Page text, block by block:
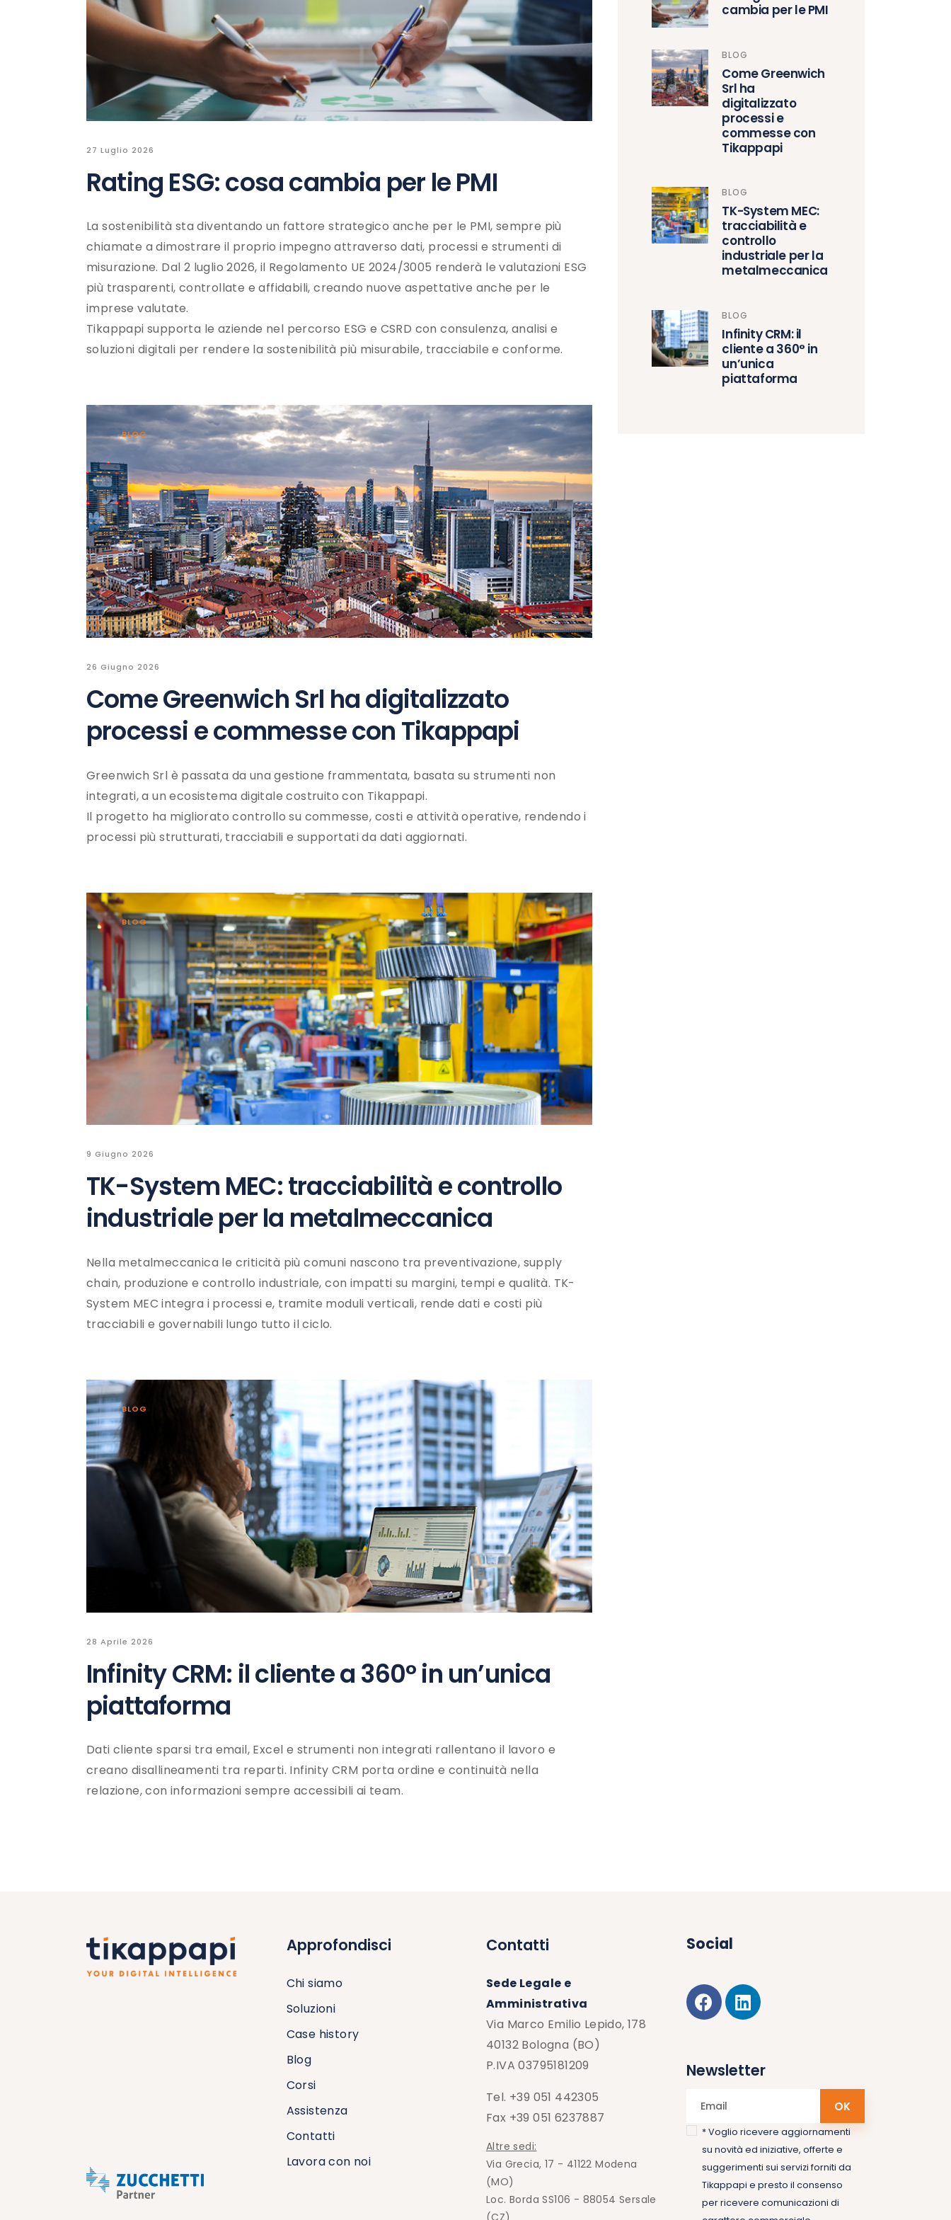
27 Luglio 2026
Rating ESG: cosa cambia per le PMI
La sostenibilità sta diventando un fattore strategico anche per le PMI, sempre più
chiamate a dimostrare il proprio impegno attraverso dati, processi e strumenti di
misurazione. Dal 2 luglio 2026, il Regolamento UE 2024/3005 renderà le valutazioni ESG
più trasparenti, controllate e affidabili, creando nuove aspettative anche per le
imprese valutate.
Tikappapi supporta le aziende nel percorso ESG e CSRD con consulenza, analisi e
soluzioni digitali per rendere la sostenibilità più misurabile, tracciabile e conforme.
BLOG
26 Giugno 2026
Come Greenwich Srl ha digitalizzato
processi e commesse con Tikappapi
Greenwich Srl è passata da una gestione frammentata, basata su strumenti non
integrati, a un ecosistema digitale costruito con Tikappapi.
Il progetto ha migliorato controllo su commesse, costi e attività operative, rendendo i
processi più strutturati, tracciabili e supportati da dati aggiornati.
BLOG
9 Giugno 2026
TK-System MEC: tracciabilità e controllo
industriale per la metalmeccanica
Nella metalmeccanica le criticità più comuni nascono tra preventivazione, supply
chain, produzione e controllo industriale, con impatti su margini, tempi e qualità. TK-
System MEC integra i processi e, tramite moduli verticali, rende dati e costi più
tracciabili e governabili lungo tutto il ciclo.
BLOG
28 Aprile 2026
Infinity CRM: il cliente a 360° in un’unica
piattaforma
Dati cliente sparsi tra email, Excel e strumenti non integrati rallentano il lavoro e
creano disallineamenti tra reparti. Infinity CRM porta ordine e continuità nella
relazione, con informazioni sempre accessibili ai team.
cambia per le PMI
Come Greenwich
Srl ha
digitalizzato
processi e
commesse con
Tikappapi
BLOG
TK-System MEC:
tracciabilità e
controllo
industriale per la
metalmeccanica
BLOG
Infinity CRM: il
cliente a 360° in
un’unica
piattaforma
BLOG
Approfondisci
Chi siamo
Soluzioni
Case history
Blog
Corsi
Assistenza
Contatti
Lavora con noi
Contatti
Sede Legale e
Amministrativa
Via Marco Emilio Lepido, 178
40132 Bologna (BO)
P.IVA 03795181209
Tel. +39 051 442305
Fax +39 051 6237887
Altre sedi:
Via Grecia, 17 - 41122 Modena
(MO)
Loc. Borda SS106 - 88054 Sersale
Social
Newsletter
* Voglio ricevere aggiornamenti
su novità ed iniziative, offerte e
suggerimenti sui servizi forniti da
Tikappapi e presto il consenso
per ricevere comunicazioni di